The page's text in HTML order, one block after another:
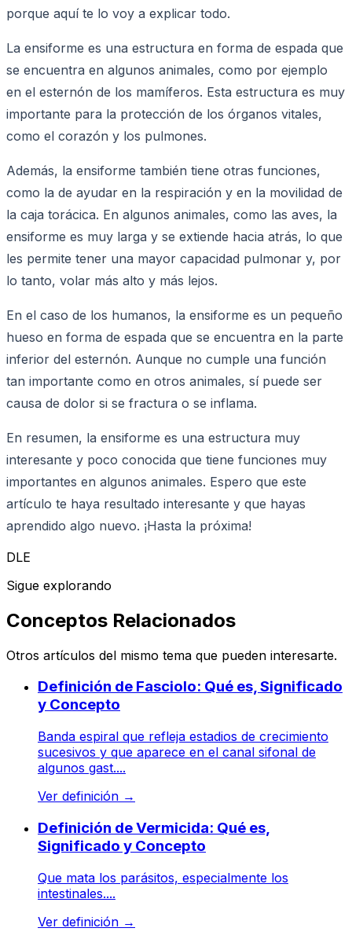
porque aquí te lo voy a explicar todo.
La ensiforme es una estructura en forma de espada que
se encuentra en algunos animales, como por ejemplo
en el esternón de los mamíferos. Esta estructura es muy
importante para la protección de los órganos vitales,
como el corazón y los pulmones.
Además, la ensiforme también tiene otras funciones,
como la de ayudar en la respiración y en la movilidad de
la caja torácica. En algunos animales, como las aves, la
ensiforme es muy larga y se extiende hacia atrás, lo que
les permite tener una mayor capacidad pulmonar y, por
lo tanto, volar más alto y más lejos.
En el caso de los humanos, la ensiforme es un pequeño
hueso en forma de espada que se encuentra en la parte
inferior del esternón. Aunque no cumple una función
tan importante como en otros animales, sí puede ser
causa de dolor si se fractura o se inflama.
En resumen, la ensiforme es una estructura muy
interesante y poco conocida que tiene funciones muy
importantes en algunos animales. Espero que este
artículo te haya resultado interesante y que hayas
aprendido algo nuevo. ¡Hasta la próxima!
DLE
Sigue explorando
Conceptos Relacionados
Otros artículos del mismo tema que pueden interesarte.
Definición de Fasciolo: Qué es, Significado
y Concepto
Banda espiral que refleja estadios de crecimiento
sucesivos y que aparece en el canal sifonal de
algunos gast....
Ver definición →
Definición de Vermicida: Qué es,
Significado y Concepto
Que mata los parásitos, especialmente los
intestinales....
Ver definición →